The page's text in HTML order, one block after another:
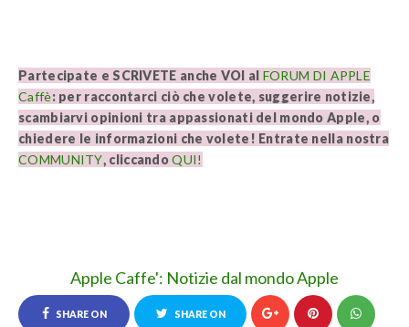
Partecipate e SCRIVETE anche VOI al FORUM DI APPLE
Caffè: per raccontarci ciò che volete, suggerire notizie,
scambiarvi opinioni tra appassionati del mondo Apple, o
chiedere le informazioni che volete! Entrate nella nostra
COMMUNITY, cliccandoQUI!
Apple Caffe': Notizie dal mondo Apple
SHARE ON SHARE ON